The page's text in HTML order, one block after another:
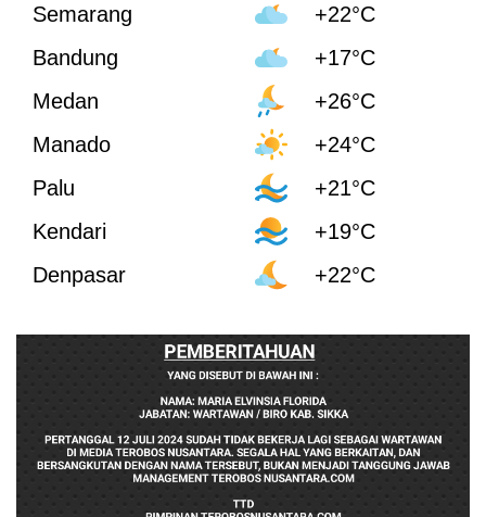
Semarang
+22°C
Bandung
+17°C
Medan
+26°C
Manado
+24°C
Palu
+21°C
Kendari
+19°C
Denpasar
+22°C